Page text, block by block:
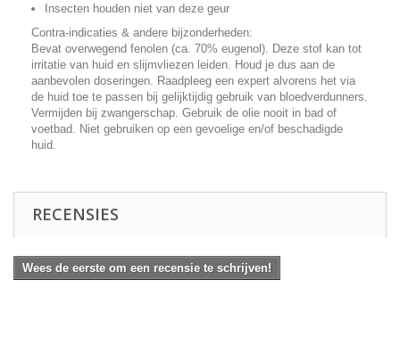
Insecten houden niet van deze geur
Contra-indicaties & andere bijzonderheden:
Bevat overwegend fenolen (ca. 70% eugenol). Deze stof kan tot
irritatie van huid en slijmvliezen leiden. Houd je dus aan de
aanbevolen doseringen. Raadpleeg een expert alvorens het via
de huid toe te passen bij gelijktijdig gebruik van bloedverdunners.
Vermijden bij zwangerschap. Gebruik de olie nooit in bad of
voetbad. Niet gebruiken op een gevoelige en/of beschadigde
huid.
RECENSIES
Wees de eerste om een recensie te schrijven!